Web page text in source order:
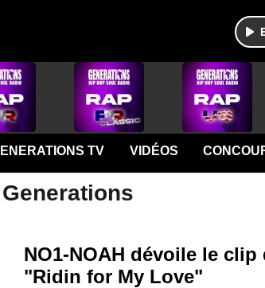
TV VIDÉOS
NO1-NOAH dévoile le clip
"Ridin for My Love"